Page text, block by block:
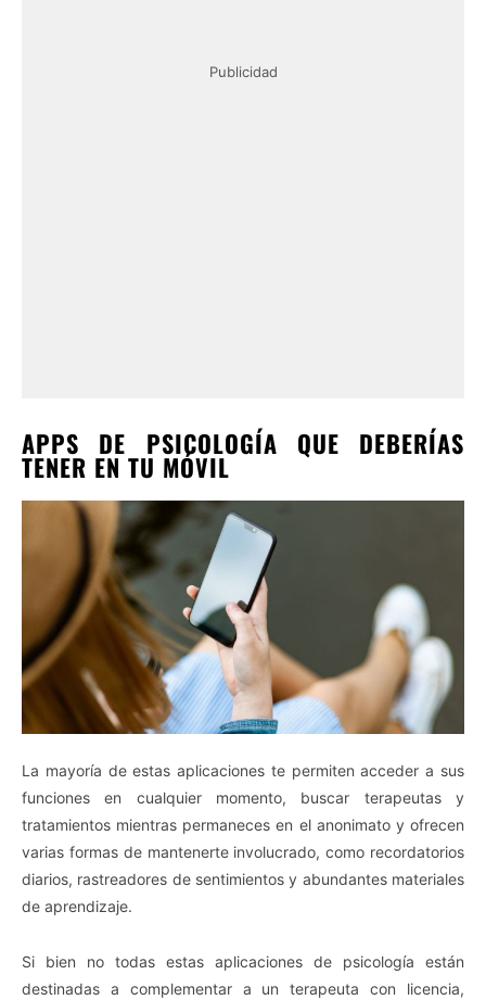
Publicidad
APPS DE PSICOLOGÍA QUE DEBERÍAS
TENER EN TU MÓVIL
La mayoría de estas aplicaciones te permiten acceder a sus
funciones en cualquier momento, buscar terapeutas y
tratamientos mientras permaneces en el anonimato y ofrecen
varias formas de mantenerte involucrado, como recordatorios
diarios, rastreadores de sentimientos y abundantes materiales
de aprendizaje.
Si bien no todas estas aplicaciones de psicología están
destinadas a complementar a un terapeuta con licencia,